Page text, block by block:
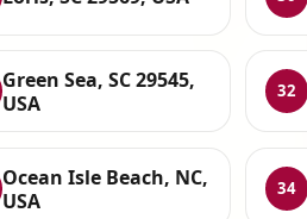
Green Sea, SC 29545,
USA
32
Ocean Isle Beach, NC,
USA
34